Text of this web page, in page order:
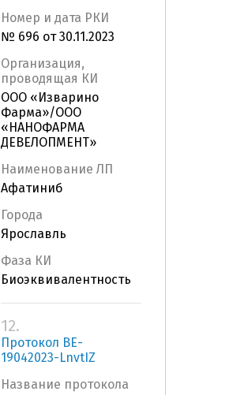
Номер и дата РКИ
№ 696 от 30.11.2023
Организация,
проводящая КИ
ООО «Изварино
Фарма»/ООО
«НАНОФАРМА
ДЕВЕЛОПМЕНТ»
Наименование ЛП
Афатиниб
Города
Ярославль
Фаза КИ
Биоэквивалентность
12.
Протокол BE-
19042023-LnvtIZ
Название протокола